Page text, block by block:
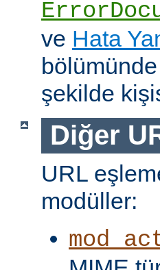
ve Hata
şekilde
Diğer
URL
modüller: